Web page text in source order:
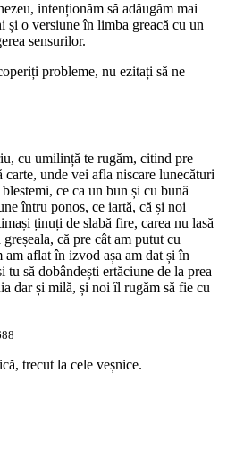
intenționăm să adăugăm mai
și o versiune în limba greacă cu un
sensurilor.
probleme, nu ezitați să ne
cu umilință te rugăm, citind pre
carte, unde vei afla niscare lunecături
ce ca un bun și cu bună
întru ponos, ce iartă, că și noi
ținuți de slabă fire, carea nu lasă
că pre cât am putut cu
aflat în izvod așa am dat și în
să dobândești ertăciune de la prea
dar și milă, și noi îl rugăm să fie cu
trecut la cele veșnice.